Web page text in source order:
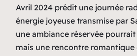
Avril 2024 prédit une journée
énergie joyeuse transmise par
une ambiance réservée
mais une rencontre romantique